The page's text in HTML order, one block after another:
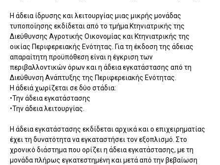
Η άδεια ίδρυσης και λειτουργίας μιας μικρής μονάδας
τυποποίησης εκδίδεται από το τμήμα Κτηνιατρικής της
Διεύθυνσης Αγροτικής Οικονομίας και Κτηνιατρικής της
οικίας Περιφερειακής Ενότητας. Για τη έκδοση της άδειας
απαραίτητη προϋπόθεση είναι η έγκριση των
περιβαλλοντικών όρων και η άδεια εγκατάστασης από τη
Διεύθυνση Ανάπτυξης της Περιφερειακής Ενότητας.
Η άδειά χωρίζεται σε δύο στάδια:
•Την άδεια εγκατάστασης
•Την άδεια λειτουργίας.
Η άδεια εγκατάστασης εκδίδεται αρχικά και ο επιχειρηματίας
έχει τη δυνατότητα να εγκαταστήσει τον εξοπλισμό. Στο
χρονικό διάστημα που ορίζει η άδεια εγκατάστασης, με τη
μονάδα πλήρως εγκατεστημένη και μετά από την βεβαίωση